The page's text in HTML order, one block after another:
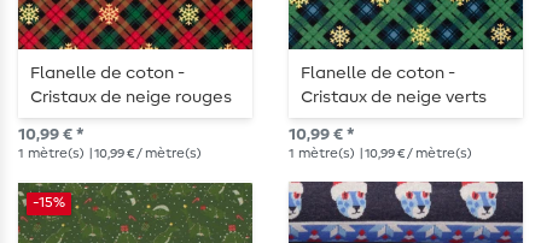
Flanelle de coton -
Cristaux de neige rouges
10,99 € *
1 mètre(s) | 10,99 € / mètre(s)
Flanelle de coton -
Cristaux de neige verts
10,99 € *
1 mètre(s) | 10,99 € / mètre(s)
-15%